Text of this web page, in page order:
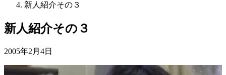
新人紹介その３
新人紹介その３
2005年2月4日